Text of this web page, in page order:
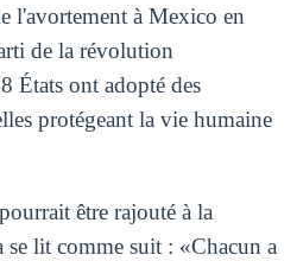
l'avortement à Mexico en
de la révolution
États ont adopté des
protégeant la vie humaine
être rajouté à la
lit comme suit : «Chacun a